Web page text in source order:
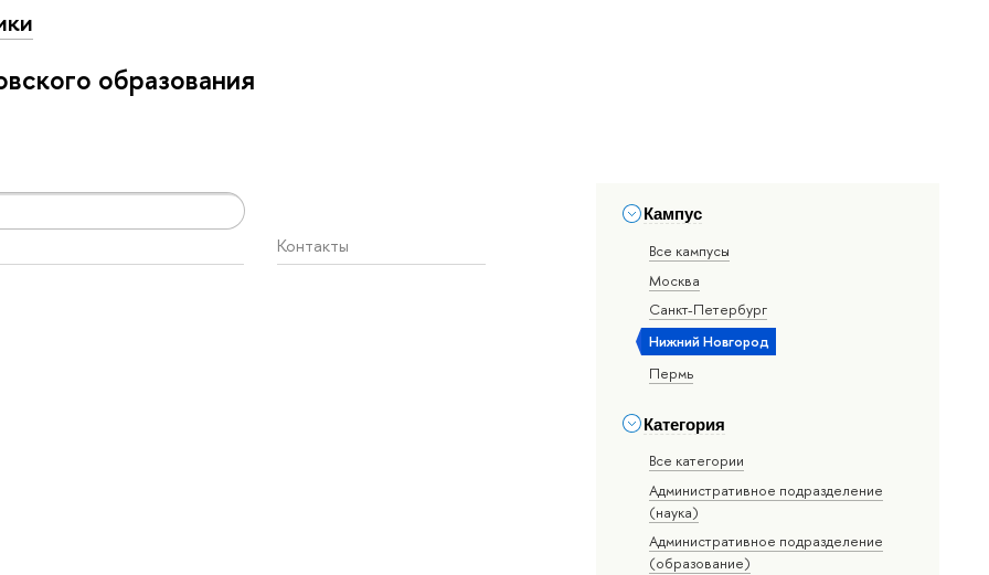
образования
Кампус
Все кампусы
Москва
Санкт-Петербург
Нижний Новгород
Пермь
Категория
Все категории
Административное подразделение
(наука)
Административное подразделение
(образование)
Контакты